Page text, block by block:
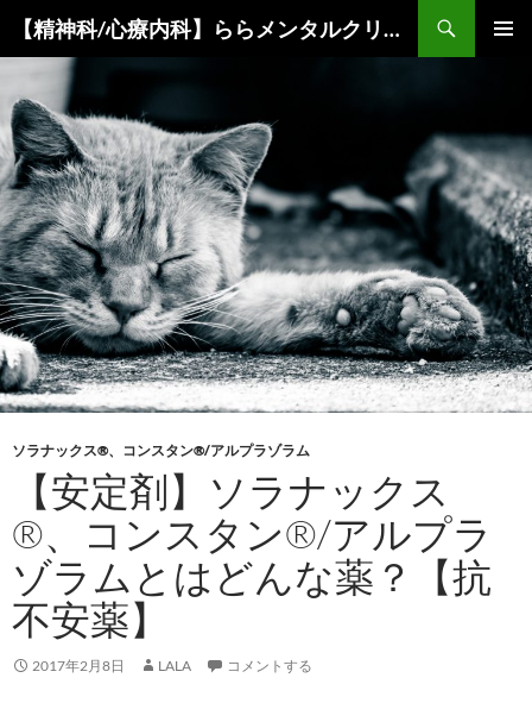
ン
ツ
へ
ス
キ
ッ
プ
【精神科/心療内科】ららメンタルクリニック
ソラナックス®、コンスタン®/アルプラゾラム
【安定剤】ソラナックス
®、コンスタン®/アルプラ
ゾラムとはどんな薬？【抗
不安薬】
2017年2月8日 LALA コメントする